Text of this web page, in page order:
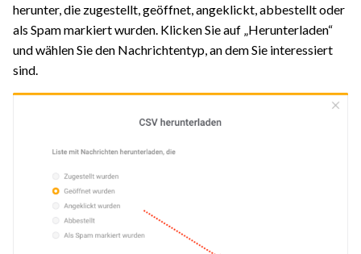
herunter, die zugestellt, geöffnet, angeklickt, abbestellt oder
als Spam markiert wurden. Klicken Sie auf „Herunterladen“
und wählen Sie den Nachrichtentyp, an dem Sie interessiert
sind.